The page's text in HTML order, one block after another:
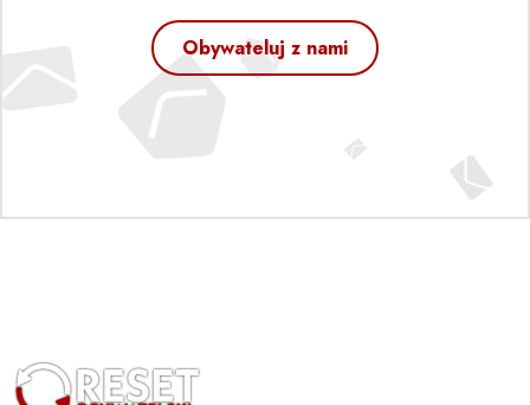
Obywateluj z nami